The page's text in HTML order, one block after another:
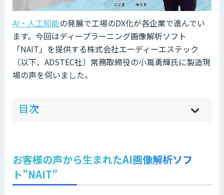
AI・人工知能の発展で工場のDX化が各企業で進んでい
ます。今回はディープラーニング画像解析ソフト
「NAIT」を提供する株式会社エーディーエステック
（以下、ADSTEC社）常務取締役の小嶌勇輝氏に製造現
場の声を伺いました。
目次 hi
]
sh
]
お客様の声から生まれたAI画像解析ソフ
ト”NAIT”